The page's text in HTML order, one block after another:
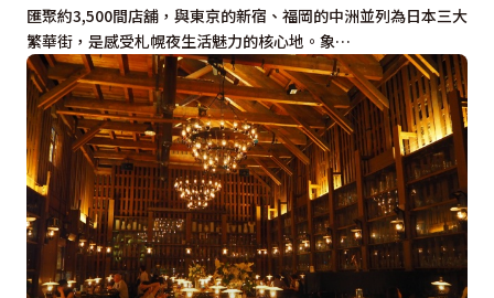
匯聚約3,500間店舖，與東京的新宿、福岡的中洲並列為日本三大
繁華街，是感受札幌夜生活魅力的核心地。象…